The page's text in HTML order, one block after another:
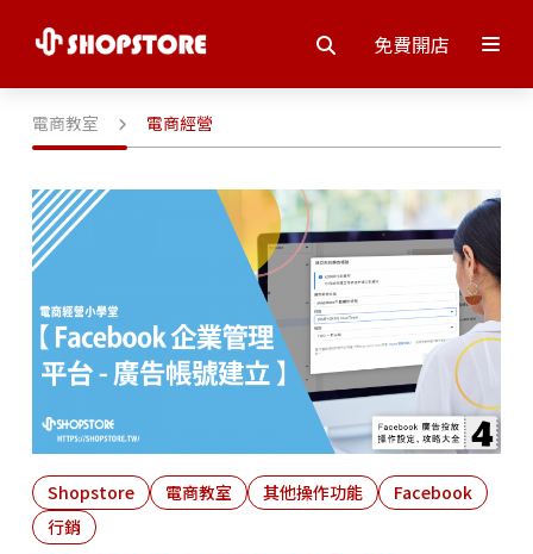
免費開店
電商教室 電商經營
Shopstore 電商教室 其他操作功能
Facebook
行銷